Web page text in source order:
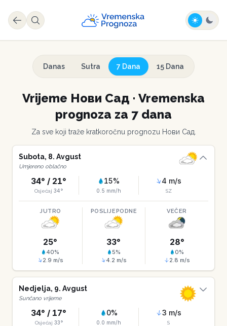
Danas Sutra 7 Dana 15 Dana
Vrijeme Нови Сад · Vremenska
prognoza za 7 dana
Za sve koji traže kratkoročnu prognozu Нови Сад
Subota, 8. Avgust
Umjereno oblačno
34° / 21°
Osjećaj 34°
15%
0.5 mm/h
4 m/s
SZ
JUTRO
25°
40%
2.9 m/s
POSLIJEPODNE
33°
5%
4.2 m/s
VEČER
28°
0%
2.8 m/s
Nedjelja, 9. Avgust
Sunčano vrijeme
34° / 17°
Osjećaj 33°
0%
0.0 mm/h
3 m/s
S